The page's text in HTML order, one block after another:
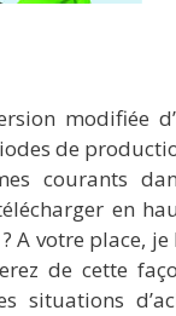
modifiée
de
courants
en
A votre place,
de cette
situations